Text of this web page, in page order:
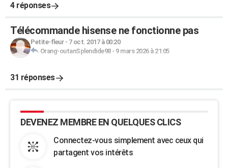
4 réponses
Télécommande hisense ne fonctionne pas
Petite-fleur- 7 oct. 2017 à 00:20
Orang-outanSplendide98- 9 mars 2026 à 21:05
31 réponses
DEVENEZ MEMBRE EN QUELQUES CLICS
Connectez-vous simplement avec ceux qui
partagent vos intérêts